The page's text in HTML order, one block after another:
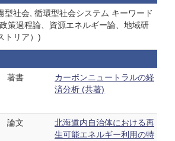
型社会, 循環型社会システム キーワード
策過程論、資源エネルギー論、地域研
トリア）)
著書
カーボンニュートラルの経
済分析 (共著)
論文
北海道内自治体における再
生可能エネルギー利用の特